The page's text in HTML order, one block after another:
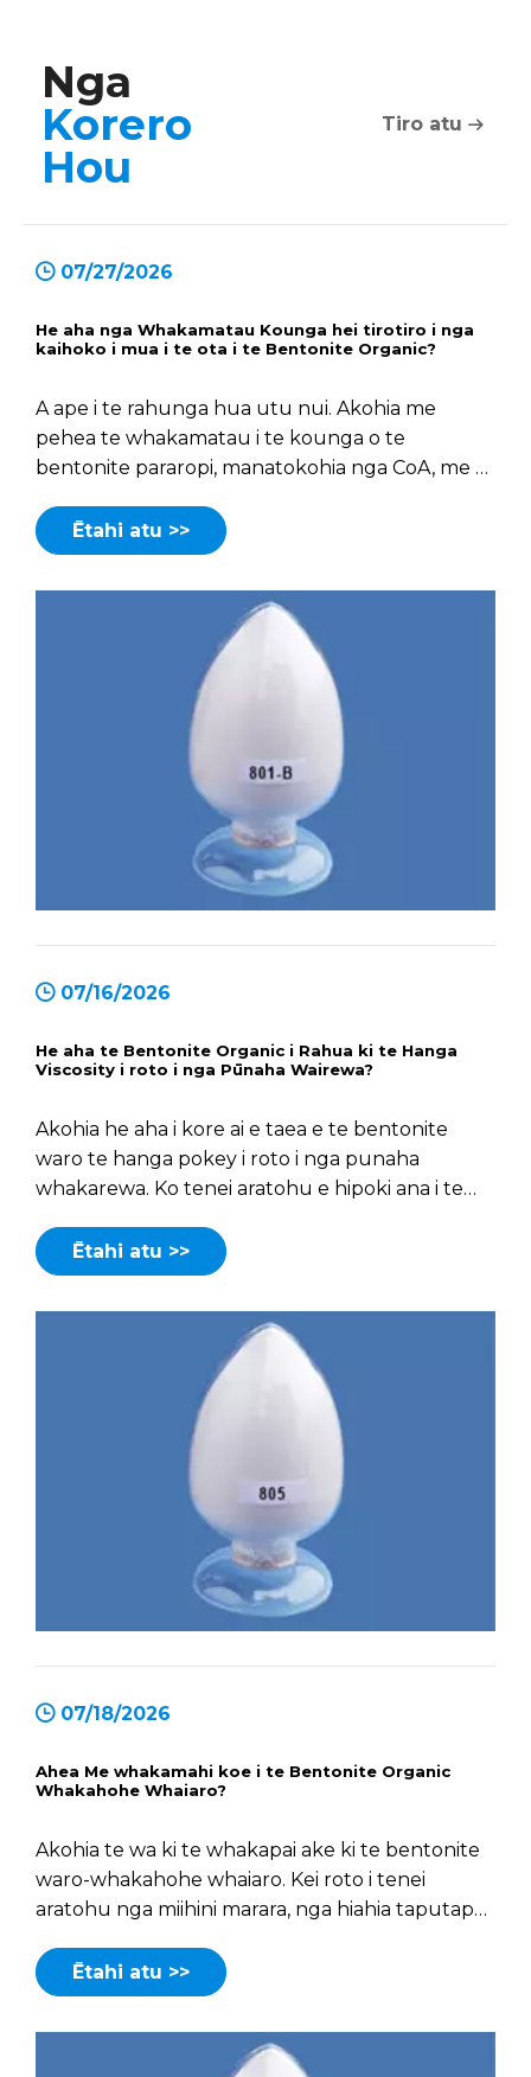
Nga
Korero
Hou
Tiro atu
07/27/2026
He aha nga Whakamatau Kounga hei tirotiro i nga
kaihoko i mua i te ota i te Bentonite Organic?
A ape i te rahunga hua utu nui. Akohia me
pehea te whakamatau i te kounga o te
bentonite pararopi, manatokohia nga CoA, me te
Ētahi atu >>
07/16/2026
He aha te Bentonite Organic i Rahua ki te Hanga
Viscosity i roto i nga Pūnaha Wairewa?
Akohia he aha i kore ai e taea e te bentonite
waro te hanga pokey i roto i nga punaha
whakarewa. Ko tenei aratohu e hipoki ana i te
hua tino pai.
Ētahi atu >>
07/18/2026
Ahea Me whakamahi koe i te Bentonite Organic
Whakahohe Whaiaro?
Akohia te wa ki te whakapai ake ki te bentonite
waro-whakahohe whaiaro. Kei roto i tenei
aratohu nga miihini marara, nga hiahia taputapu,
Ētahi atu >>